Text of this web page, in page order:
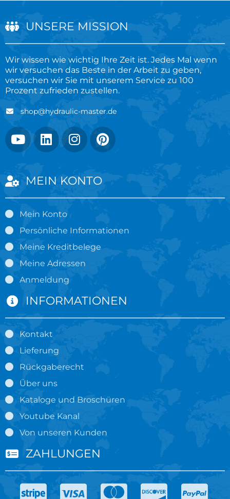
UNSERE MISSION
Wir wissen wie wichtig Ihre Zeit ist. Jedes Mal wenn
wir versuchen das Beste in der Arbeit zu geben,
versuchen wir Sie mit unserem Service zu 100
Prozent zufrieden zustellen.
shop@hydraulic-master.de
MEIN KONTO
Mein Konto
Persönliche Informationen
Meine Kreditbelege
Meine Adressen
Anmeldung
INFORMATIONEN
Kontakt
Lieferung
Rückgaberecht
Über uns
Kataloge und Broschüren
Youtube Kanal
Von unseren Kunden
ZAHLUNGEN